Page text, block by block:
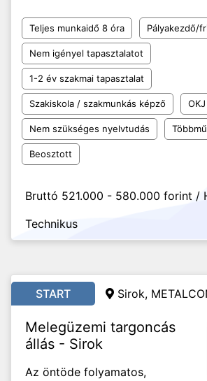
Teljes munkaidő 8 óra Pályakezdő/
Nem igényel tapasztalatot
1-2 év szakmai tapasztalat
Szakiskola / szakmunkás képző OKJ
Nem szükséges nyelvtudás
Beosztott
Bruttó 521.000 - 580.000 forint /
Technikus
START Sirok,
Melegüzemi targoncás
állás - Sirok
Az öntöde folyamatos,